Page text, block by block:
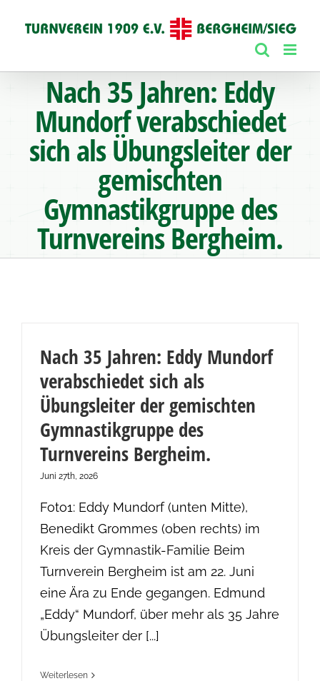
Inhalt
Nach 35 Jahren: Eddy
Mundorf verabschiedet
sich als Übungsleiter der
gemischten
Gymnastikgruppe des
Turnvereins Bergheim.
Nach 35 Jahren: Eddy Mundorf
verabschiedet sich als
Übungsleiter der gemischten
Gymnastikgruppe des
Turnvereins Bergheim.
Juni 27th, 2026
Foto1: Eddy Mundorf (unten Mitte),
Benedikt Grommes (oben rechts) im
Kreis der Gymnastik-Familie Beim
Turnverein Bergheim ist am 22. Juni
eine Ära zu Ende gegangen. Edmund
„Eddy“ Mundorf, über mehr als 35 Jahre
Übungsleiter der [...]
Weiterlesen